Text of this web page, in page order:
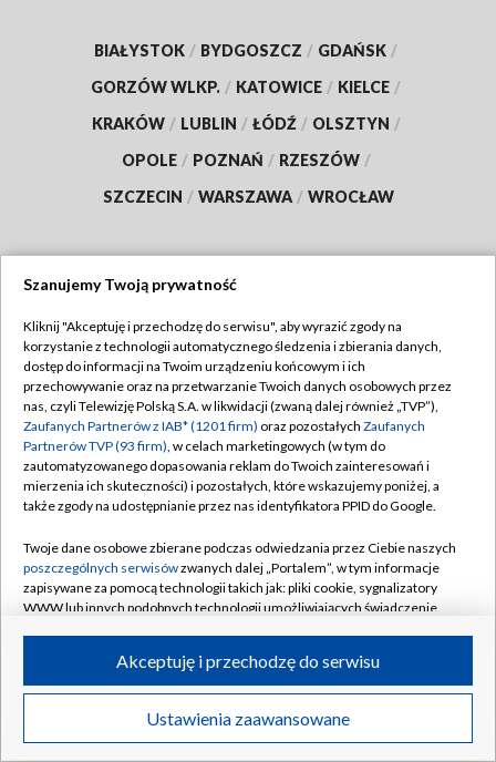
BIAŁYSTOK / BYDGOSZCZ / GDAŃSK /
GORZÓW WLKP. / KATOWICE / KIELCE /
KRAKÓW / LUBLIN / ŁÓDŹ / OLSZTYN /
OPOLE / POZNAŃ / RZESZÓW /
SZCZECIN / WARSZAWA / WROCŁAW
TVP
Abonament TVP
Emisja w TVP
Centrum informacji TVP
Naziemna Telewizja Cyfrowa
Rada Programowa
System NOS
Informacje o nadawcy
Program dla prasy
Ogłoszenie przetargowe
Regulamin TVP
Polityka prywatności
Moje zgody
Pomoc
Kontakt
Kanały
©2026 Telewizja Polska S.A. w likwidacji
Szanujemy Twoją prywatność
Kliknij "Akceptuję i przechodzę do serwisu", aby wyrazić zgody na
korzystanie z technologii automatycznego śledzenia i zbierania danych,
dostęp do informacji na Twoim urządzeniu końcowym i ich
przechowywanie oraz na przetwarzanie Twoich danych osobowych przez
nas, czyli Telewizję Polską S.A. w likwidacji (zwaną dalej również „TVP”),
Zaufanych Partnerów z IAB* (1201 firm) oraz pozostałych Zaufanych
Partnerów TVP (93 firm), w celach marketingowych (w tym do
zautomatyzowanego dopasowania reklam do Twoich zainteresowań i
mierzenia ich skuteczności) i pozostałych, które wskazujemy poniżej, a
także zgody na udostępnianie przez nas identyfikatora PPID do Google.
Twoje dane osobowe zbierane podczas odwiedzania przez Ciebie naszych
poszczególnych serwisówzwanych dalej „Portalem”, w tym informacje
zapisywane za pomocą technologii takich jak: pliki cookie, sygnalizatory
WWW lub innych podobnych technologii umożliwiających świadczenie
ruchu w Internecie.
Twoje dane osobowe zbierane podczas odwiedzania przez Ciebie
poszczególnych serwisówna Portalu, takie jak adresy IP, identyfikatory
Ustawienia zaawansowane
Akceptuję i przechodzę do serwisu